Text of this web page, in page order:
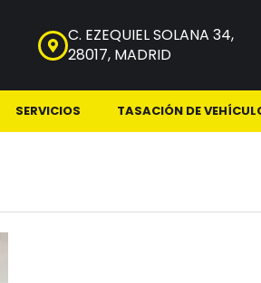
C. EZEQUIEL SOLANA 34,
28017, MADRID
SERVICIOS TASACIÓN DE